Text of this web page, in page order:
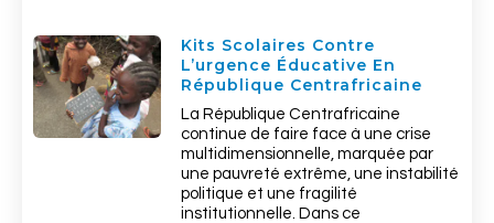
Kits Scolaires Contre
L’urgence Éducative En
République Centrafricaine
La République Centrafricaine
continue de faire face à une crise
multidimensionnelle, marquée par
une pauvreté extrême, une instabilité
politique et une fragilité
institutionnelle. Dans ce